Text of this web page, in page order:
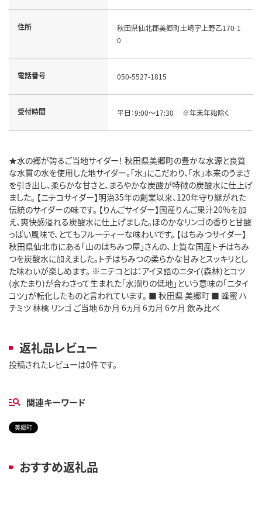
住所
秋田県仙北郡美郷町土崎字上野乙170-1
0
電話番号 050-5527-1815
受付時間 平日：9:00～17:30 ※年末年始除く
★水の郷が誇るご当地サイダー！ 秋田県美郷町の豊かな水源と良質
な水質の水を使用した地サイダー。「水」にこだわり、「水」本来のうまさ
を引き出し、柔らかな甘さと、まろやかな炭酸が特徴の炭酸水に仕上げ
ました。 【ニテコサイダー】明治35年の創業以来、120年守り継がれた
伝統のサイダーの味です。 【りんごサイダー】国産りんご果汁20%を加
え、爽快感溢れる炭酸水に仕上げました。ほのかなリンゴの香りと甘酸
っぱい風味で、とてもフルーティーな味わいです。 【はちみつサイダー】
秋田県仙北市にある「山のはちみつ屋」さんの、上質な国産トチはちみ
つを炭酸水に加えました。トチはちみつの柔らかな甘みとスッキリとし
た味わいが楽しめます。 ※ニテコとは：アイヌ語のニタイ(森林)とコツ
(水たまり)が合わさって生まれた「水溜りの低地」という意味の「ニタイ
コツ」が転化したものと言われています。 ■ 秋田県 美郷町 ■ 蜂蜜 ハ
チミツ 林檎 リンゴ ご当地 6か月 6ヵ月 6カ月 6ケ月 飲み比べ
返礼品レビュー
投稿されたレビューは0件です。
関連キーワード
美郷町
おすすめ返礼品